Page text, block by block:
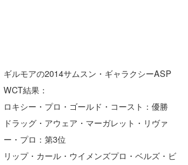
ギルモアの2014サムスン・ギャラクシーASP
WCT結果：
ロキシー・プロ・ゴールド・コースト：優勝
ドラッグ・アウェア・マーガレット・リヴァ
ー・プロ：第3位
リップ・カール・ウイメンズプロ・ベルズ・ビ